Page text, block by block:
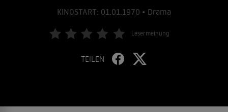
KINOSTART: 01.01.1970 • Drama
Lesermeinung
TEILEN